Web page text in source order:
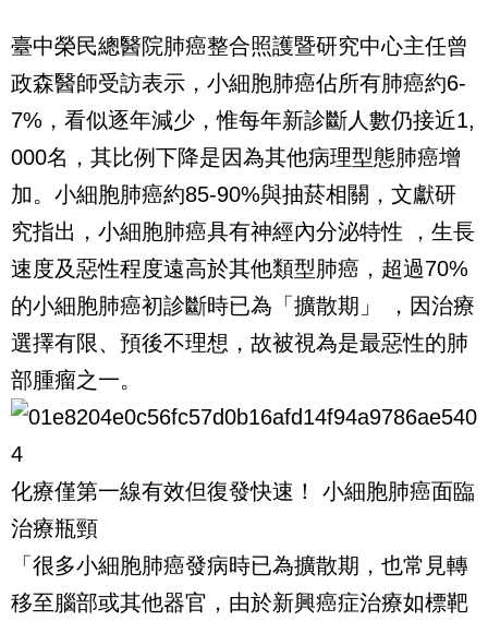
臺中榮民總醫院肺癌整合照護暨研究中心主任曾
政森醫師受訪表示，小細胞肺癌佔所有肺癌約6-
7%，看似逐年減少，惟每年新診斷人數仍接近1,
000名，其比例下降是因為其他病理型態肺癌增
加。小細胞肺癌約85-90%與抽菸相關，文獻研
究指出，小細胞肺癌具有神經內分泌特性 ，生長
速度及惡性程度遠高於其他類型肺癌，超過70%
的小細胞肺癌初診斷時已為「擴散期」 ，因治療
選擇有限、預後不理想，故被視為是最惡性的肺
部腫瘤之一。
化療僅第一線有效但復發快速！ 小細胞肺癌面臨
治療瓶頸
「很多小細胞肺癌發病時已為擴散期，也常見轉
移至腦部或其他器官，由於新興癌症治療如標靶